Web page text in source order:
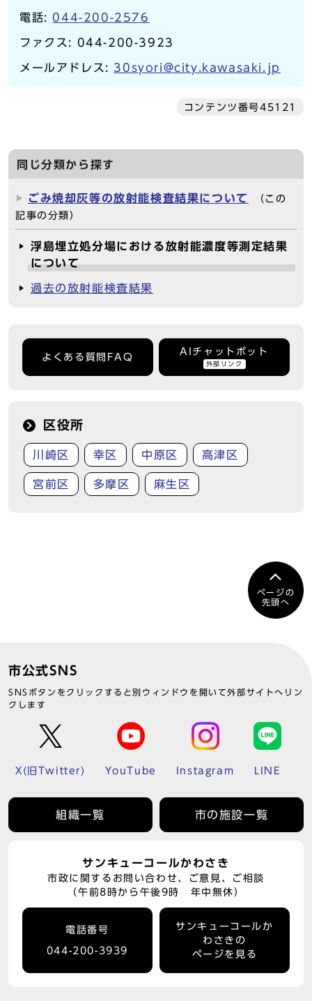
電話: 044-200-2576
ファクス: 044-200-3923
メールアドレス: 30syori@city.kawasaki.jp
コンテンツ番号45121
同じ分類から探す
ごみ焼却灰等の放射能検査結果について
（この
記事の分類）
浮島埋立処分場における放射能濃度等測定結果
について
過去の放射能検査結果
よくある質問FAQ
AIチャットボット
外部リンク
区役所
川崎区 幸区 中原区 高津区
宮前区 多摩区 麻生区
ページの
先頭へ
市公式SNS
SNSボタンをクリックすると別ウィンドウを開いて外部サイトへリン
クします
X(旧Twitter) YouTube Instagram LINE
組織一覧 市の施設一覧
サンキューコールかわさき
市政に関するお問い合わせ、ご意見、ご相談
（午前8時から午後9時 年中無休）
電話番号
044-200-3939
サンキューコールか
わさきの
ページを見る